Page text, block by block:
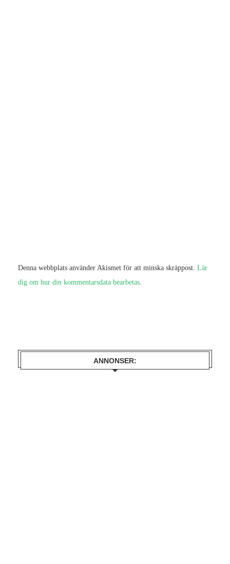
Denna webbplats använder Akismet för att minska skräppost. Lär
dig om hur din kommentarsdata bearbetas.
ANNONSER: